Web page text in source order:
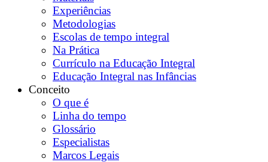
Experiências
Metodologias
Escolas de tempo integral
Na Prática
Currículo na Educação Integral
Educação Integral nas Infâncias
Conceito
O que é
Linha do tempo
Glossário
Especialistas
Marcos Legais